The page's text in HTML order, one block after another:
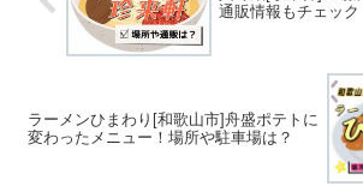
通販情報もチェッ
ラーメンひまわり[和歌山市]舟盛ポテトに
変わったメニュー！場所や駐車場は？